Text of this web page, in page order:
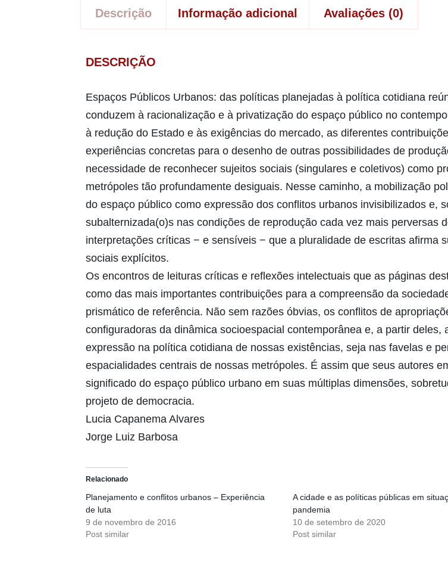
Descrição Informação adicional Avaliações (0)
DESCRIÇÃO
Espaços Públicos Urbanos: das políticas planejadas à política cotidiana
conduzem à racionalização e à privatização do espaço público no
à redução do Estado e às exigências do mercado, as diferentes
experiências concretas para o desenho de outras possibilidades de
necessidade de reconhecer sujeitos sociais (singulares e coletivos) como
metrópoles tão profundamente desiguais. Nesse caminho, a mobilização
do espaço público como expressão dos conflitos urbanos invisibilizados e,
subalternizada(o)s nas condições de reprodução cada vez mais perversas
interpretações críticas − e sensíveis − que a pluralidade de escritas afirma
sociais explícitos.
Os encontros de leituras críticas e reflexões intelectuais que as páginas
como das mais importantes contribuições para a compreensão da
prismático de referência. Não sem razões óbvias, os conflitos de
configuradoras da dinâmica socioespacial contemporânea e, a partir
expressão na política cotidiana de nossas existências, seja nas favelas e
espacialidades centrais de nossas metrópoles. É assim que seus autores
significado do espaço público urbano em suas múltiplas dimensões,
projeto de democracia.
Lucia Capanema Alvares
Jorge Luiz Barbosa
Relacionado
Planejamento e conflitos urbanos – Experiência
de luta
9 de novembro de 2016
Post similar
A cidade e as políticas públicas em
pandemia
10 de setembro de 2020
Post similar